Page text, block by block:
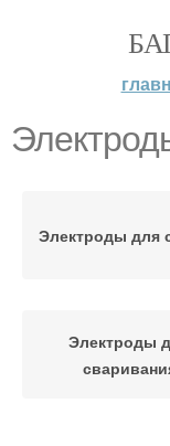
Электроды для
Электроды